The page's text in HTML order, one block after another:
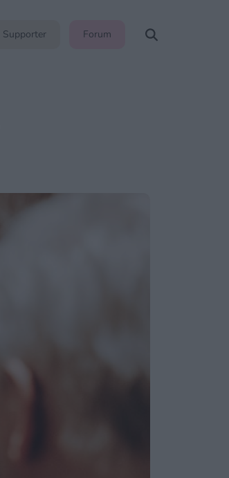
Supporter Forum